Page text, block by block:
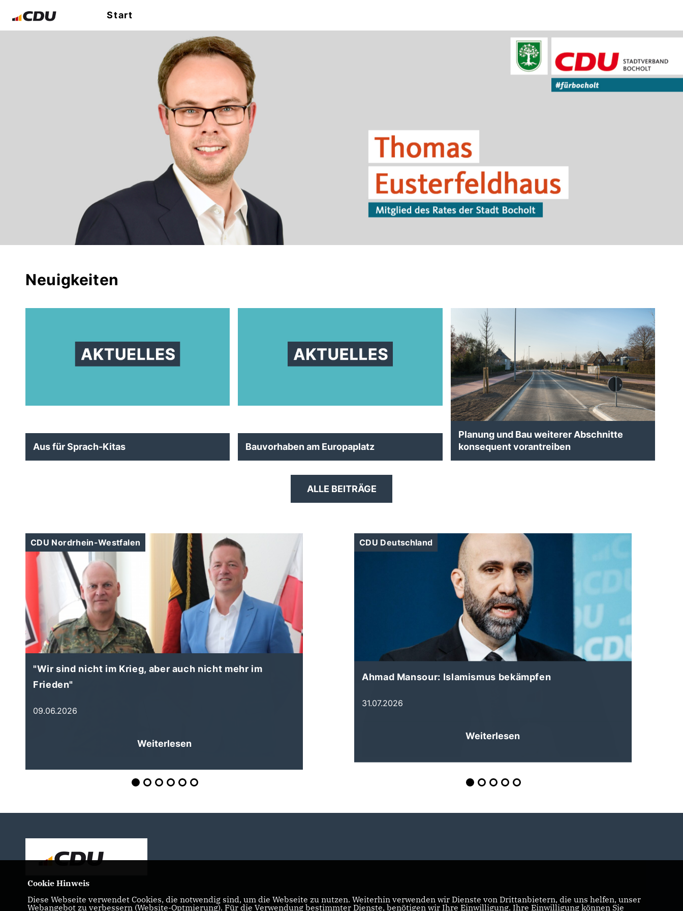
Start
Neuigkeiten
Aus für Sprach-Kitas Bauvorhaben am Europaplatz
Planung und Bau weiterer Abschnitte
konsequent vorantreiben
ALLE BEITRÄGE
CDU Nordrhein-Westfalen
"Wir sind nicht im Krieg, aber auch nicht mehr im
Frieden"
09.06.2026
Weiterlesen
CDU Deutschland
Ahmad Mansour: Islamismus bekämpfen
31.07.2026
Weiterlesen
Cookie Hinweis
Diese Webseite verwendet Cookies, die notwendig sind, um die Webseite zu nutzen. Weiterhin verwenden wir Dienste von Drittanbietern, die uns helfen, unser
Webangebot zu verbessern (Website-Optmierung). Für die Verwendung bestimmter Dienste, benötigen wir Ihre Einwilligung. Ihre Einwilligung können Sie